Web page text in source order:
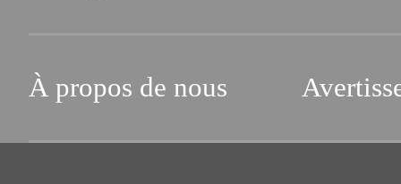
À propos de nous